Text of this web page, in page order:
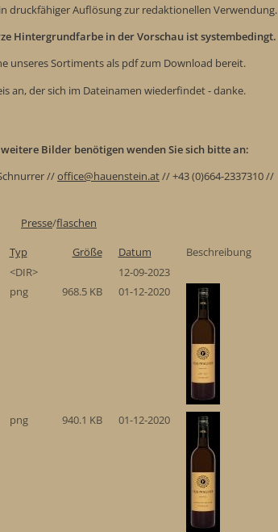
druckfähiger Auflösung zur redaktionellen Verwendung.
Hintergrundfarbe in der Vorschau ist systembedingt.
unseres Sortiments als pdf zum Download bereit.
an, der sich im Dateinamen wiederfindet - danke.
Bilder benötigen wenden Sie sich bitte an:
//office@hauenstein.at// +43 (0)664-2337310 //
Presse/flaschen
Typ Größe Datum
Beschreibung
<DIR>
12-09-2023
png 968.5 KB 01-12-2020
png 940.1 KB 01-12-2020